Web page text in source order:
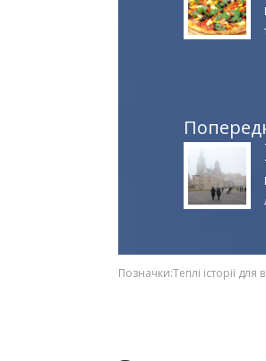
Позначки:Теплі історії для